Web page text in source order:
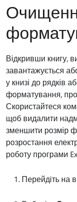
Відкривши книгу,
завантажується
у книзі до рядків
форматування, про
Скористайтеся
щоб видалити
зменшити розмір
розростання
роботу програми
Перейдіть на